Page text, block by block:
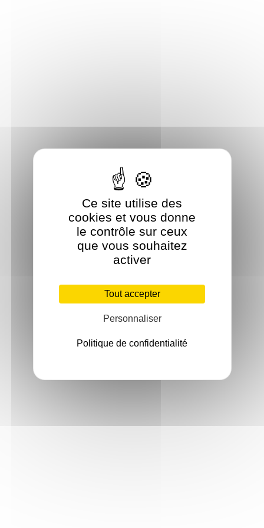
Ce site utilise des
cookies et vous donne
le contrôle sur ceux
que vous souhaitez
activer
Tout accepter
Personnaliser
Politique de confidentialité